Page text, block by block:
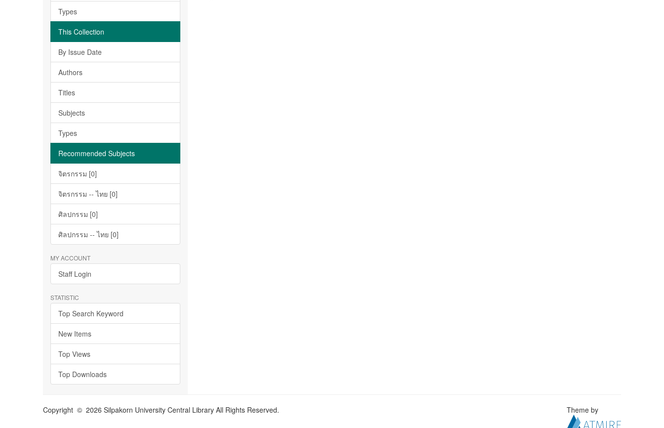
Types
This Collection
By Issue Date
Authors
Titles
Subjects
Types
Recommended Subjects
จิตรกรรม [0]
จิตรกรรม -- ไทย [0]
ศิลปกรรม [0]
ศิลปกรรม -- ไทย [0]
MY ACCOUNT
Staff Login
STATISTIC
Top Search Keyword
New Items
Top Views
Top Downloads
Copyright © 2026 Silpakorn University Central Library All Rights Reserved. Theme by